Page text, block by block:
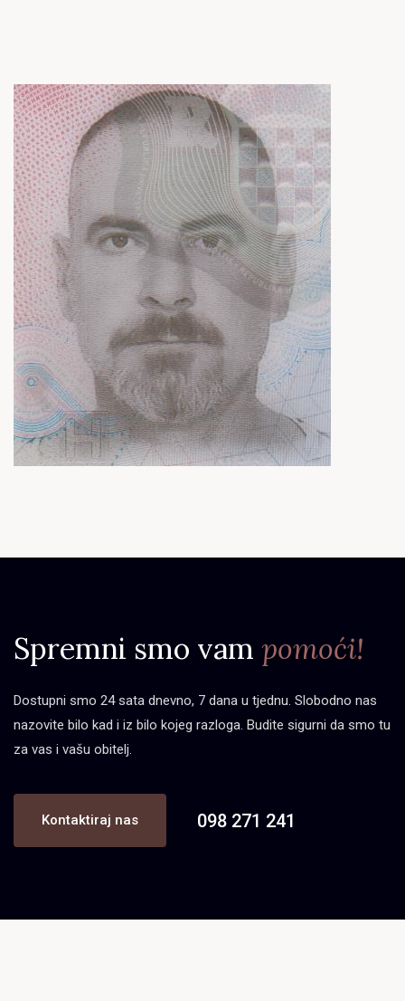
Spremni smo vam pomoći!
Dostupni smo 24 sata dnevno, 7 dana u tjednu. Slobodno nas
nazovite bilo kad i iz bilo kojeg razloga. Budite sigurni da smo tu
za vas i vašu obitelj.
Kontaktiraj nas 098 271 241